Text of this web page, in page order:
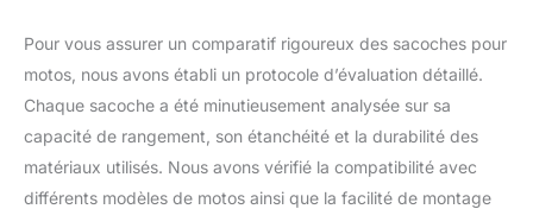
Pour vous assurer un comparatif rigoureux des sacoches pour
motos, nous avons établi un protocole d’évaluation détaillé.
Chaque sacoche a été minutieusement analysée sur sa
capacité de rangement, son étanchéité et la durabilité des
matériaux utilisés. Nous avons vérifié la compatibilité avec
différents modèles de motos ainsi que la facilité de montage